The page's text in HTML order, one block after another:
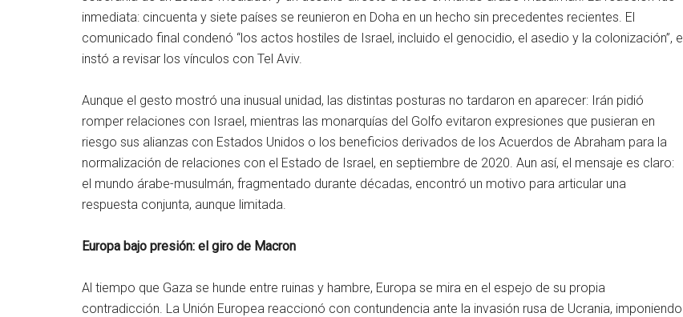
inmediata: cincuenta y siete países se reunieron en Doha en un hecho sin precedentes recientes. El
comunicado final condenó “los actos hostiles de Israel, incluido el genocidio, el asedio y la colonización”, e
instó a revisar los vínculos con Tel Aviv.
Aunque el gesto mostró una inusual unidad, las distintas posturas no tardaron en aparecer: Irán pidió
romper relaciones con Israel, mientras las monarquías del Golfo evitaron expresiones que pusieran en
riesgo sus alianzas con Estados Unidos o los beneficios derivados de los Acuerdos de Abraham para la
normalización de relaciones con el Estado de Israel, en septiembre de 2020. Aun así, el mensaje es claro:
el mundo árabe-musulmán, fragmentado durante décadas, encontró un motivo para articular una
respuesta conjunta, aunque limitada.
Europa bajo presión: el giro de Macron
Al tiempo que Gaza se hunde entre ruinas y hambre, Europa se mira en el espejo de su propia
contradicción. La Unión Europea reaccionó con contundencia ante la invasión rusa de Ucrania, imponiendo